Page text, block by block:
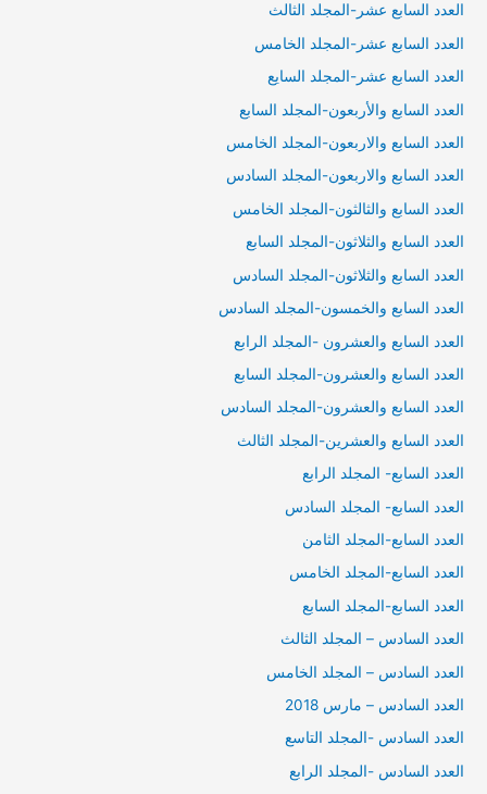
العدد السابع عشر-المجلد الثالث
العدد السابع عشر-المجلد الخامس
العدد السابع عشر-المجلد السايع
العدد السابع والأربعون-المجلد السابع
العدد السابع والاربعون-المجلد الخامس
العدد السابع والاربعون-المجلد السادس
العدد السابع والثالثون-المجلد الخامس
العدد السابع والثلاثون-المجلد السابع
العدد السابع والثلاثون-المجلد السادس
العدد السابع والخمسون-المجلد السادس
العدد السابع والعشرون -المجلد الرابع
العدد السابع والعشرون-المجلد السابع
العدد السابع والعشرون-المجلد السادس
العدد السابع والعشرين-المجلد الثالث
العدد السابع- المجلد الرابع
العدد السابع- المجلد السادس
العدد السابع-المجلد الثامن
العدد السابع-المجلد الخامس
العدد السابع-المجلد السابع
العدد السادس – المجلد الثالث
العدد السادس – المجلد الخامس
العدد السادس – مارس 2018
العدد السادس -المجلد التاسع
العدد السادس -المجلد الرابع